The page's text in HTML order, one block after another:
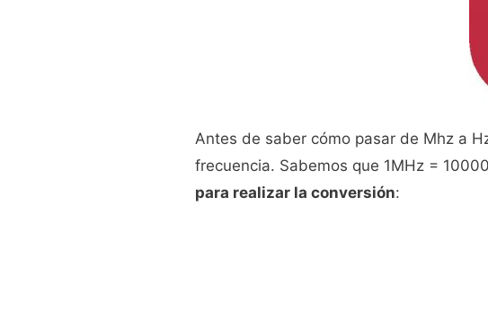
Antes de saber cómo pasar de Mhz a
frecuencia. Sabemos que 1MHz =
para realizar la conversión: